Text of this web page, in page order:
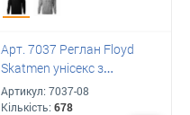
Арт. 7037 Реглан Floyd
Skatmen унісекс з
логотипом
Артикул: 7037-08
Кількість: 678